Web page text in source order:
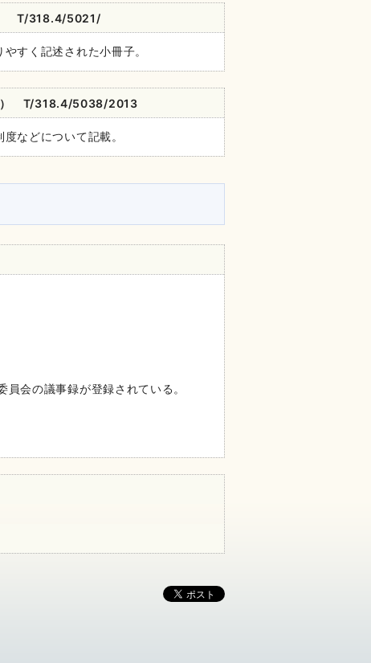
） T/318.4/5021/
すく記述された小冊子。
） T/318.4/5038/2013
などについて記載。
会の議事録が登録されている。